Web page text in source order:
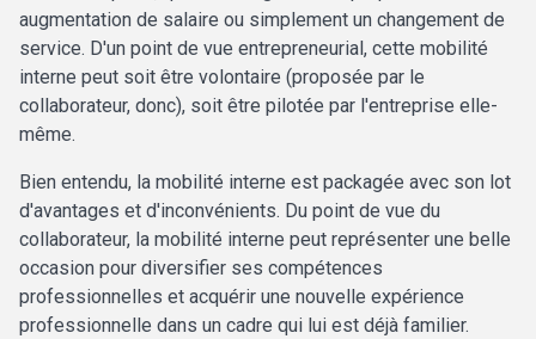
augmentation de salaire ou simplement un changement de
service. D'un point de vue entrepreneurial, cette mobilité
interne peut soit être volontaire (proposée par le
collaborateur, donc), soit être pilotée par l'entreprise elle-
même.
Bien entendu, la mobilité interne est packagée avec son lot
d'avantages et d'inconvénients. Du point de vue du
collaborateur, la mobilité interne peut représenter une belle
occasion pour diversifier ses compétences
professionnelles et acquérir une nouvelle expérience
professionnelle dans un cadre qui lui est déjà familier.